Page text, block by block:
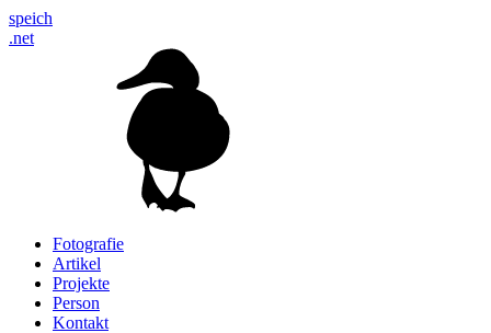
speich
.net
Fotografie
Artikel
Projekte
Person
Kontakt